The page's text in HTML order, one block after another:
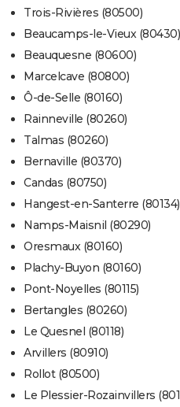
Trois-Rivières (80500)
Beaucamps-le-Vieux (80430)
Beauquesne (80600)
Marcelcave (80800)
Ô-de-Selle (80160)
Rainneville (80260)
Talmas (80260)
Bernaville (80370)
Candas (80750)
Hangest-en-Santerre (80134)
Namps-Maisnil (80290)
Oresmaux (80160)
Plachy-Buyon (80160)
Pont-Noyelles (80115)
Bertangles (80260)
Le Quesnel (80118)
Arvillers (80910)
Rollot (80500)
Le Plessier-Rozainvillers